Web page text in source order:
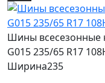
Шины всесезонные
G015 235/65 R17
Ширина235